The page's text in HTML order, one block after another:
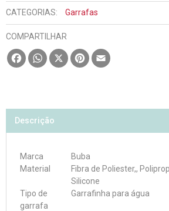
CATEGORIAS: Garrafas
COMPARTILHAR
FacebookWhatsApp
X Pinterest
Descrição
Marca
Buba
Material
Fibra de Poliester,,
Silicone
Tipo de
garrafa
Garrafinha para água